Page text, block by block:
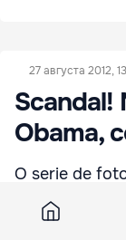
27 августа 2012,
Scandal!
Obama,
O serie de
apare mama
fost publicate